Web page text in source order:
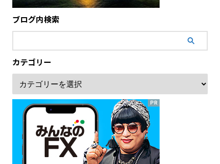
ブログ内検索
カテゴリー